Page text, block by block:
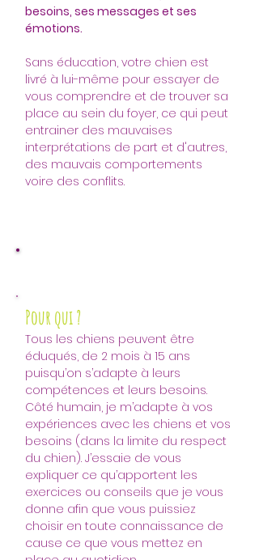
besoins, ses messages et ses
émotions.
Sans éducation, votre chien est
livré à lui-même pour essayer de
vous comprendre et de trouver sa
place au sein du foyer, ce qui peut
entrainer des mauvaises
interprétations de part et d'autres,
des mauvais comportements
voire des conflits.
Pour qui ?
Tous les chiens peuvent être
éduqués, de 2 mois à 15 ans
puisqu’on s’adapte à leurs
compétences et leurs besoins.
Côté humain, je m’adapte à vos
expériences avec les chiens et vos
besoins (dans la limite du respect
du chien). J’essaie de vous
expliquer ce qu’apportent les
exercices ou conseils que je vous
donne afin que vous puissiez
choisir en toute connaissance de
cause ce que vous mettez en